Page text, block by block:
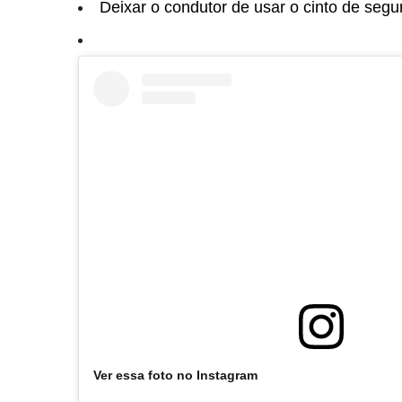
Deixar o condutor de usar o cinto de
Ver essa foto no Instagram